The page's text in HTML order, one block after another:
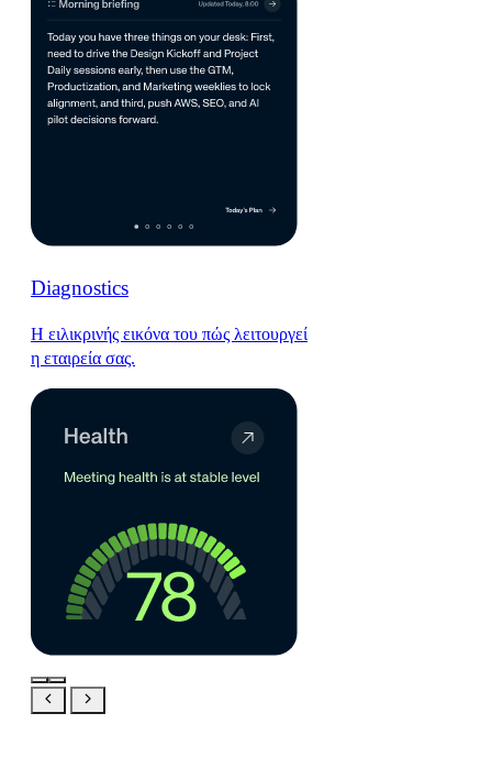
Diagnostics
Η ειλικρινής εικόνα του πώς λειτουργεί
η εταιρεία σας.